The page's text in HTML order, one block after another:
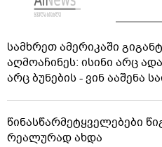
სამხრეთ ამერიკაში
აღმოაჩინეს: ისინი არც
არც ბუნების - ვინ ააშენა
წინასწარმეტყველებები
რეალურად ახდა